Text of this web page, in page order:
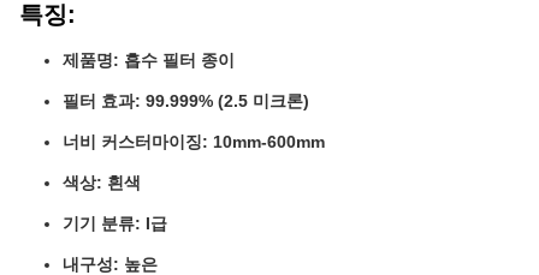
특징:
제품명: 흡수 필터 종이
필터 효과: 99.999% (2.5 미크론)
너비 커스터마이징: 10mm-600mm
색상: 흰색
기기 분류: I급
내구성: 높은